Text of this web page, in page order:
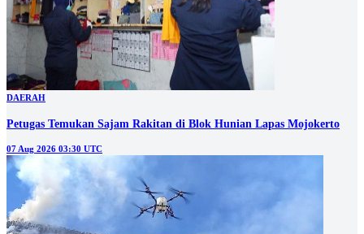
DAERAH
Petugas Temukan Sajam Rakitan di Blok Hunian Lapas Mojokerto
07 Aug 2026 03:30 UTC